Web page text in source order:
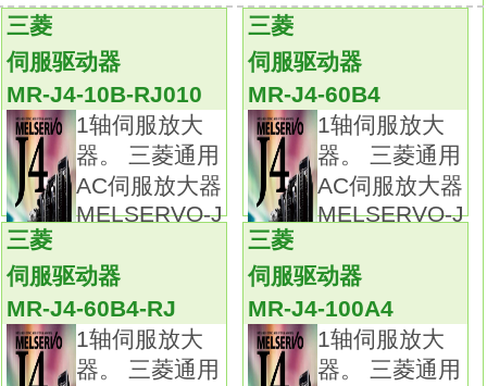
额定输出：1.0kwMR-J4-60A4-RJ
接口类型：SSCNETⅢ光纤通讯型。
特殊功能：集成驱动安全功能。
电源规格：三相AC400V。
STO功能作为一个安全功能增加到了
SSCNETⅢ光纤通讯型的伺服放大器中。
通过使用STO功能，以往为防止电机意外启动
而使用的电磁接触器则不再需要了。
通过使用MR-J3-D05安全逻辑单元可实现SS1
功能。
MR-J3-BS采用了全闭环控制系统。
与MR-J3-B的兼容性.
三菱
伺服驱动器
MR-J4-10B-RJ010
1轴伺服放大
器。 三菱通用
AC伺服放大器
MELSERVO-J
三菱
伺服驱动器
MR-J4-60B4
1轴伺服放大
器。 三菱通用
AC伺服放大器
MELSERVO-J
三菱
伺服驱动器
MR-J4-60B4-RJ
1轴伺服放大
器。 三菱通用
三菱
伺服驱动器
MR-J4-100A4
1轴伺服放大
器。 三菱通用